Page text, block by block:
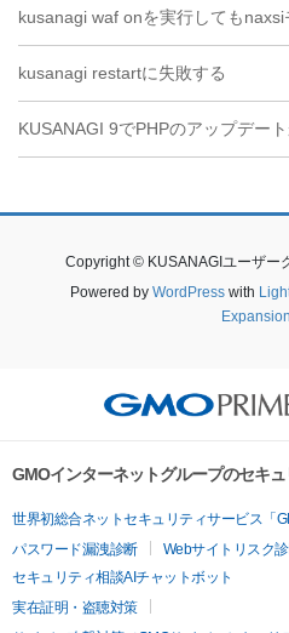
kusanagi waf onを実行しても
kusanagi restartに失敗する
KUSANAGI 9でPHPのアップデー
Copyright © KUSANAGIユーザー
Powered by WordPresswith
GMOインターネットグループのセキ
世界初総合ネットセキュリティサービス「
パスワード漏洩診断
Webサイトリスク
セキュリティ相談AIチャットボット
実在証明・盗聴対策